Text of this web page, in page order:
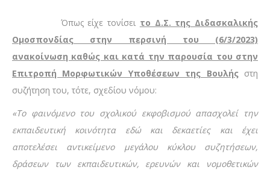
Όπως είχε τονίσει το Δ.Σ. της Διδασκαλικής
Ομοσπονδίας στην περσινή του (6/3/2023)
ανακοίνωση καθώς και κατά την παρουσία του στην
Επιτροπή Μορφωτικών Υποθέσεων της Βουλήςστη
συζήτηση του, τότε, σχεδίου νόμου:
«Το φαινόμενο του σχολικού εκφοβισμού απασχολεί την
εκπαιδευτική κοινότητα εδώ και δεκαετίες και έχει
αποτελέσει αντικείμενο μεγάλου κύκλου συζητήσεων,
δράσεων των εκπαιδευτικών, ερευνών και νομοθετικών